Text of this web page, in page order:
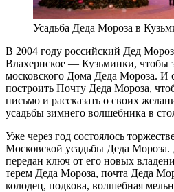
Усадьба Деда Мороза в
В 2004 году российский Дед Мороз
Влахернское — Кузьминки, чтобы
московского Дома Деда Мороза. И
построить Почту Деда Мороза,
письмо и рассказать о своих
усадьбы зимнего волшебника в
Уже через год состоялось
Московской усадьбы Деда
передан ключ от его новых
терем Деда Мороза, почта Деда
колодец, подкова, волшебная